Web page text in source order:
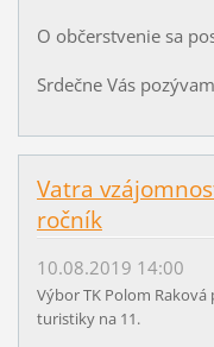
O občerstvenie sa
Srdečne Vás
Vatra
ročník
10.08.2019 14:00
Výbor TK Polom
turistiky na 11.